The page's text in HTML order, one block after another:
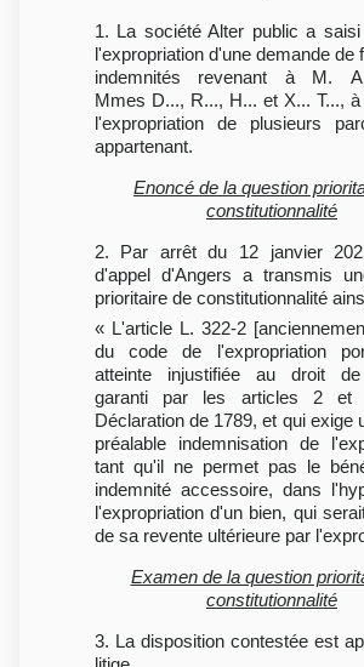
1. La société Alter public a
l'expropriation d'une demande de
indemnités revenant à M.
Mmes D..., R..., H... et X... T...,
l'expropriation de plusieurs
appartenant.
Enoncé de la question
constitutionnalité
2. Par arrêt du 12 janvier
d'appel d'Angers a transmis
prioritaire de constitutionnalité
« L'article L. 322-2
du code de l'expropriation
atteinte injustifiée au droit de
garanti par les articles 2
Déclaration de 1789, et qui exige
préalable indemnisation de
tant qu'il ne permet pas le
indemnité accessoire, dans
l'expropriation d'un bien, qui
de sa revente ultérieure par
Examen de la question
constitutionnalité
3. La disposition contestée est